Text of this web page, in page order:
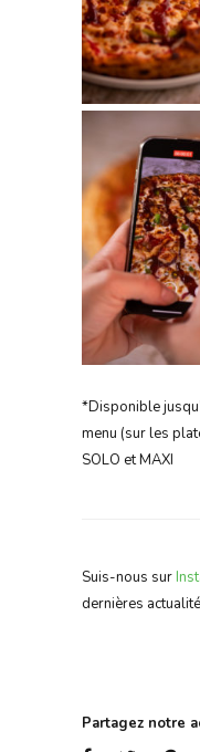
*Disponible
menu (sur les
SOLO et MAXI
Suis-nous sur
dernières
Partagez notre